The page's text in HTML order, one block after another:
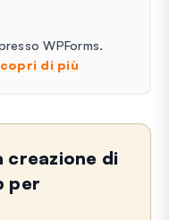
WPForms.
di più
creazione di
per